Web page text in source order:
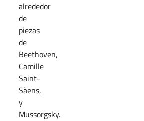
alrededor
de
piezas
de
Beethoven,
Camille
Saint-
Säens,
y
Mussorgsky.